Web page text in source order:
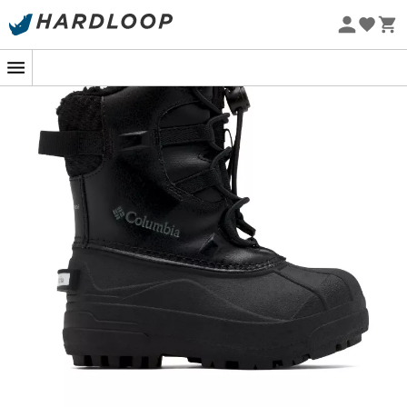
Promos d'été 🔥 -5 % EXTRA dès 2 produits* code Summer5
-5% Extra - Code Summer5